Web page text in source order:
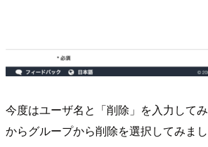
今度はユーザ名と「削除」を入力して
からグループから削除を選択してみまし